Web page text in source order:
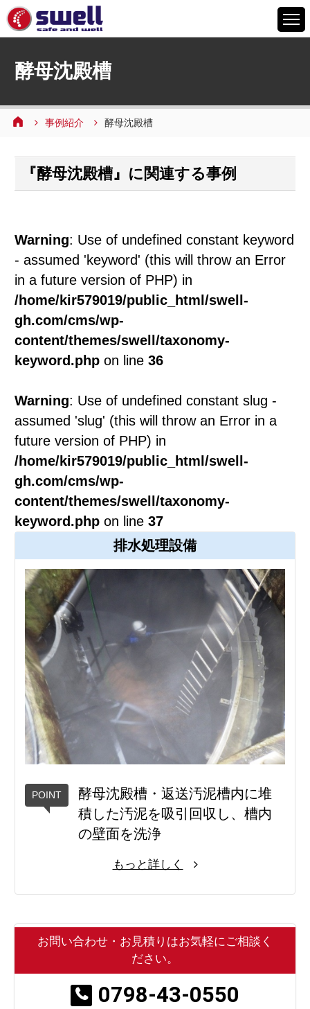
6つの特徴
設備案内
よくあるご質問
お問い合わせ
酵母沈殿槽
事例紹介 酵母沈殿槽
『酵母沈殿槽』に関連する事例
Warning: Use of undefined constant keyword
- assumed 'keyword' (this will throw an Error
in a future version of PHP) in
/home/kir579019/public_html/swell-
gh.com/cms/wp-
content/themes/swell/taxonomy-
keyword.phpon line 36
Warning: Use of undefined constant slug -
assumed 'slug' (this will throw an Error in a
future version of PHP) in
/home/kir579019/public_html/swell-
gh.com/cms/wp-
content/themes/swell/taxonomy-
keyword.phpon line 37
排水処理設備
酵母沈殿槽・返送汚泥槽内に堆
積した汚泥を吸引回収し、槽内
の壁面を洗浄
もっと詳しく
お問い合わせ・お見積りはお気軽にご相談く
ださい。
0798-43-0550